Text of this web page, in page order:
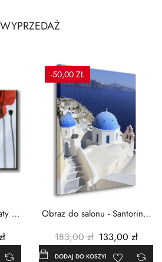
WYPRZEDAŻ
-
-50,00 ZŁ
Obraz do salonu - Santorini -
183,00 zł 133,00 zł
DODAJ DO KOSZYKA